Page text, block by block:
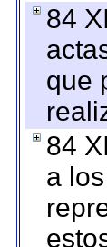
84
que
84
a